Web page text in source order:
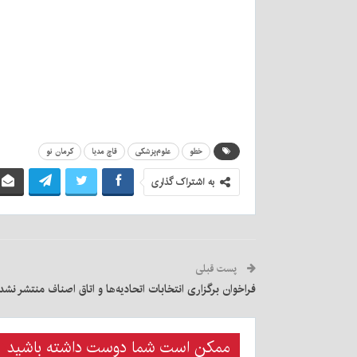
خطو علوم‌پزشکی قاچ مدیا کرمان نو
به اشتراک گذاری
پست قبلی
فراخوان برگزاری انتخابات اتحادیه‌ها و اتاق اصناف منتشر
ممکن است شما دوست داشته باشید